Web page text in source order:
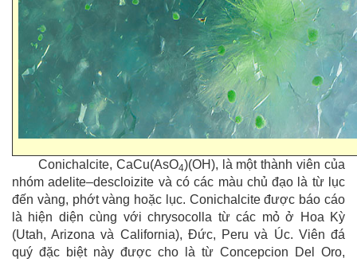
Conichalcite, CaCu(AsO4)(OH), là một thành viên của
nhóm adelite–descloizite và có các màu chủ đạo là từ lục
đến vàng, phớt vàng hoặc lục. Conichalcite được báo cáo
là hiện diện cùng với chrysocolla từ các mỏ ở Hoa Kỳ
(Utah, Arizona và California), Đức, Peru và Úc. Viên đá
quý đặc biệt này được cho là từ Concepcion Del Oro,